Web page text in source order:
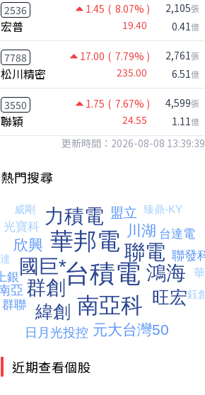
台股狂飆1200點，但還有兩關沒過｜Mr.Jimmy高志銘 #台股 #期貨 #加權指數
2536 1.45 ( 8.07% )
宏普 19.40
2,105張
0.41億
7788 17.00 ( 7.79% )
松川精密 235.00
2,761張
6.51億
3550 1.75 ( 7.67% )
聯穎 24.55
4,599張
1.11億
更新時間：2026-08-08 13:39:39
熱門搜尋
近期查看個股